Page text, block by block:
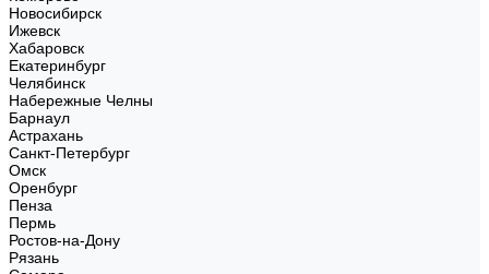
Новосибирск
Ижевск
Хабаровск
Екатеринбург
Челябинск
Набережные Челны
Барнаул
Астрахань
Санкт-Петербург
Омск
Оренбург
Пенза
Пермь
Ростов-на-Дону
Рязань